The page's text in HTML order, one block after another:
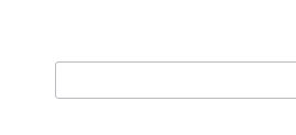
索：